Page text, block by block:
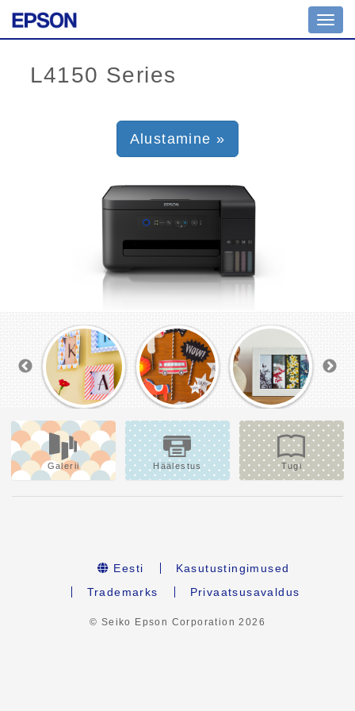
Alustamine »
Galerii Häälestus Tugi
Eesti
Kasutustingimused
Trademarks
Privaatsusavaldus
© Seiko Epson Corporation2026